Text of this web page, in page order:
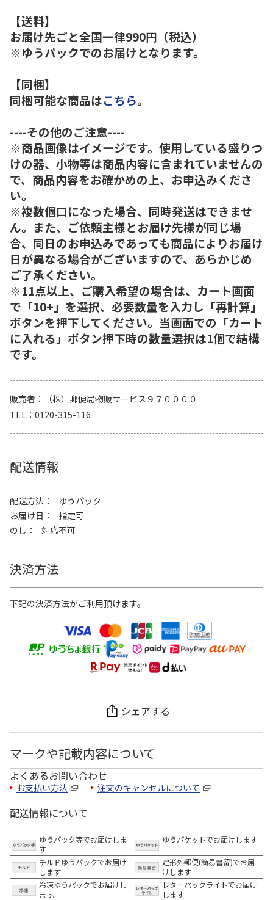
【送料】
お届け先ごと全国一律990円（税込）
※ゆうパックでのお届けとなります。
【同梱】
同梱可能な商品はこちら。
----その他のご注意----
※商品画像はイメージです。使用している盛りつ
けの器、小物等は商品内容に含まれていませんの
で、商品内容をお確かめの上、お申込みくださ
い。
※複数個口になった場合、同時発送はできませ
ん。また、ご依頼主様とお届け先様が同じ場
合、同日のお申込みであっても商品によりお届け
日が異なる場合がございますので、あらかじめ
ご了承ください。
※11点以上、ご購入希望の場合は、カート画面
で「10+」を選択、必要数量を入力し「再計算」
ボタンを押下してください。当画面での「カート
に入れる」ボタン押下時の数量選択は1個で結構
です。
販売者
（株）郵便局物販サービス９７００００
TEL
0120-315-116
配送情報
配送方法
ゆうパック
お届け日
指定可
のし
対応不可
決済方法
下記の決済方法がご利用頂けます。
シェアする
マークや記載内容について
よくあるお問い合わせ
お支払い方法 注文のキャンセルについて
配送情報について
ゆうパック等でお届けしま
す
ゆうパケットでお届けします
チルドゆうパックでお届け
します
定形外郵便(簡易書留)でお届
けします
冷凍ゆうパックでお届けし
ます。
レターパックライトでお届け
します